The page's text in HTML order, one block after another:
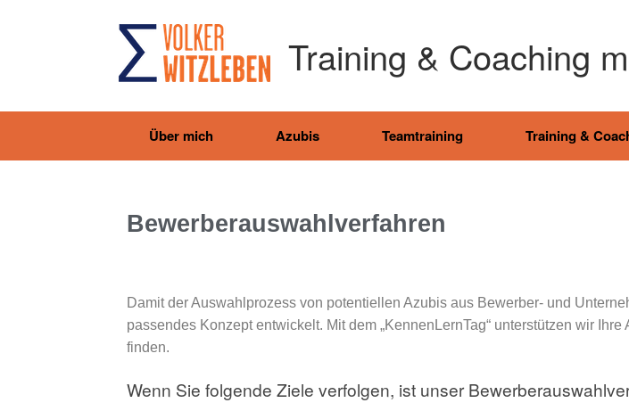
Training & Coaching
Über mich Azubis Teamtraining Training &
Bewerberauswahlverfahren
Damit der Auswahlprozess von potentiellen Azubis aus Bewerber- und
passendes Konzept entwickelt. Mit dem „KennenLernTag“ unterstützen wir
finden.
Wenn Sie folgende Ziele verfolgen, ist unser